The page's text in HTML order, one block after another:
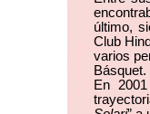
último,
Club
varios
Básquet.
En